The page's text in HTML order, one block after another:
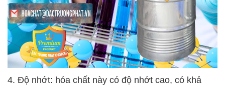
4. Độ nhớt: hóa chất này có độ nhớt cao, có khả